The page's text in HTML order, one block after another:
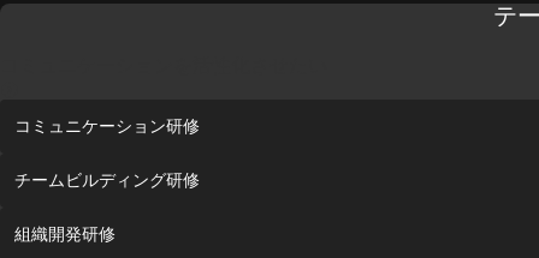
テ
コミュニケーション研修
チームビルディング研修
組織開発研修